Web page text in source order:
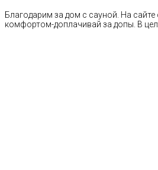
Благодарим за дом с сауной. На
комфортом-доплачивай за допы. В